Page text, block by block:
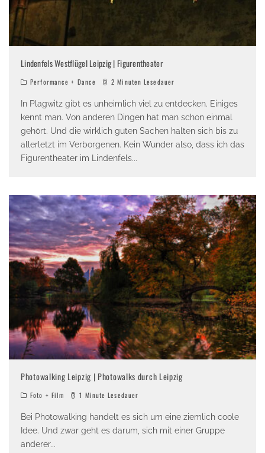
Lindenfels Westflügel Leipzig | Figurentheater
Performance + Dance 2 Minuten Lesedauer
In Plagwitz gibt es unheimlich viel zu entdecken. Einiges
kennt man. Von anderen Dingen hat man schon einmal
gehört. Und die wirklich guten Sachen halten sich bis zu
allerletzt im Verborgenen. Kein Wunder also, dass ich das
Figurentheater im Lindenfels...
Photowalking Leipzig | Photowalks durch Leipzig
Foto + Film 1 Minute Lesedauer
Bei Photowalking handelt es sich um eine ziemlich coole
Idee. Und zwar geht es darum, sich mit einer Gruppe
anderer...